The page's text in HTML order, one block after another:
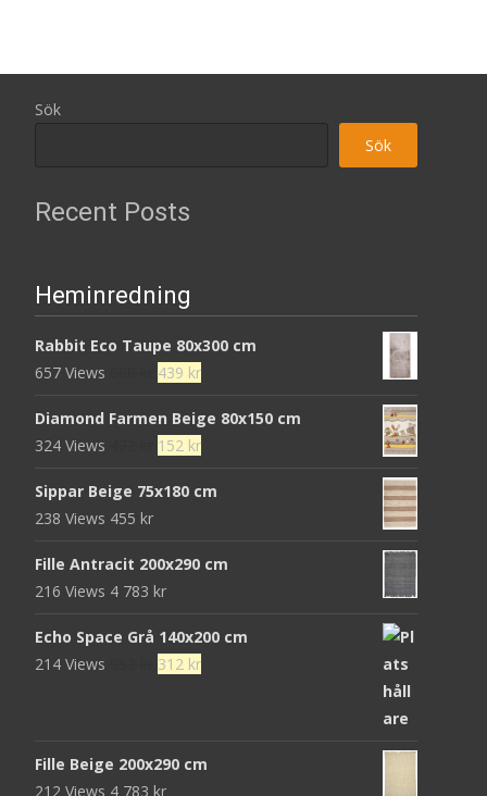
Sök
Sök
Recent Posts
Heminredning
Rabbit Eco Taupe 80x300 cm
657 Views
Det
priset
var:
439 krDet
priset
är:
Diamond Farmen Beige 80x150 cm
324 Views
Det
priset
152 krDet
priset
Sippar Beige 75x180 cm
238 Views 455 kr
Fille Antracit 200x290 cm
216 Views 4 783 kr
Echo Space Grå 140x200 cm
214 Views
Det
952 kr.
312 krDet
312 kr.
Fille Beige 200x290 cm
212 Views 4 783 kr